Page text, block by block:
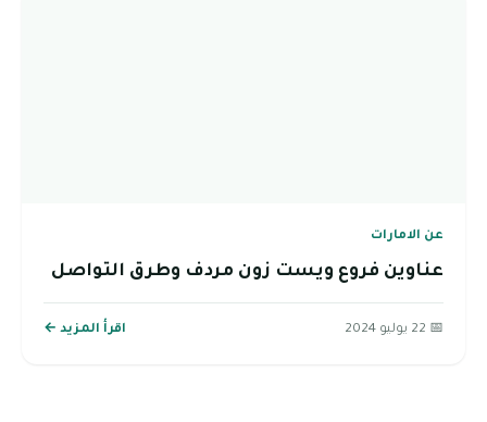
عن الامارات
عناوين فروع ويست زون مردف وطرق التواصل
📅 22 يوليو 2024 اقرأ المزيد ←